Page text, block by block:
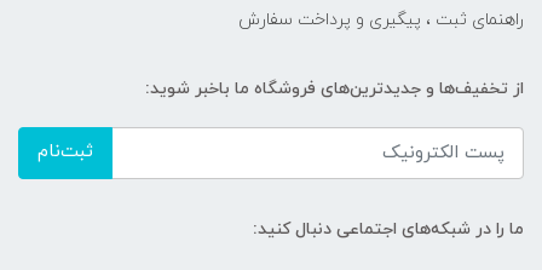
راهنمای ثبت ، پیگیری و پرداخت سفارش
از تخفیف‌ها و جدیدترین‌های فروشگاه ما باخبر شوید:
ثبت‌نام
ما را در شبکه‌های اجتماعی دنبال کنید: